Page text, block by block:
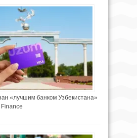
«лучшим банком Узбекистана»